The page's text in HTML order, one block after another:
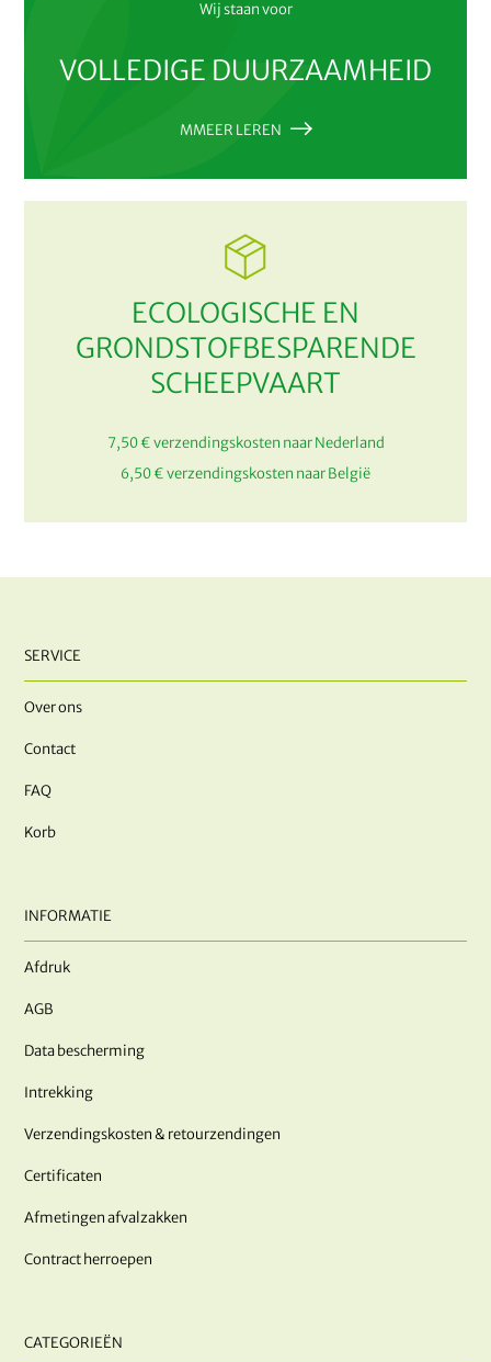
Wij staan voor
VOLLEDIGE DUURZAAMHEID
MMEER LEREN
ECOLOGISCHE EN
GRONDSTOFBESPARENDE
SCHEEPVAART
7,50 € verzendingskosten naar Nederland
6,50 € verzendingskosten naar België
SERVICE
Over ons
Contact
FAQ
Korb
INFORMATIE
Afdruk
AGB
Data bescherming
Intrekking
Verzendingskosten & retourzendingen
Certificaten
Afmetingen afvalzakken
Contract herroepen
CATEGORIEËN